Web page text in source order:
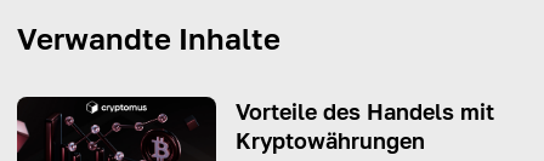
Verwandte Inhalte
Vorteile des Handels mit
Kryptowährungen